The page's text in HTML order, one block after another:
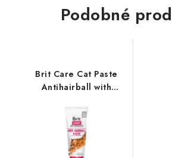
Podobné
Brit Care Cat Paste
Antihairball with